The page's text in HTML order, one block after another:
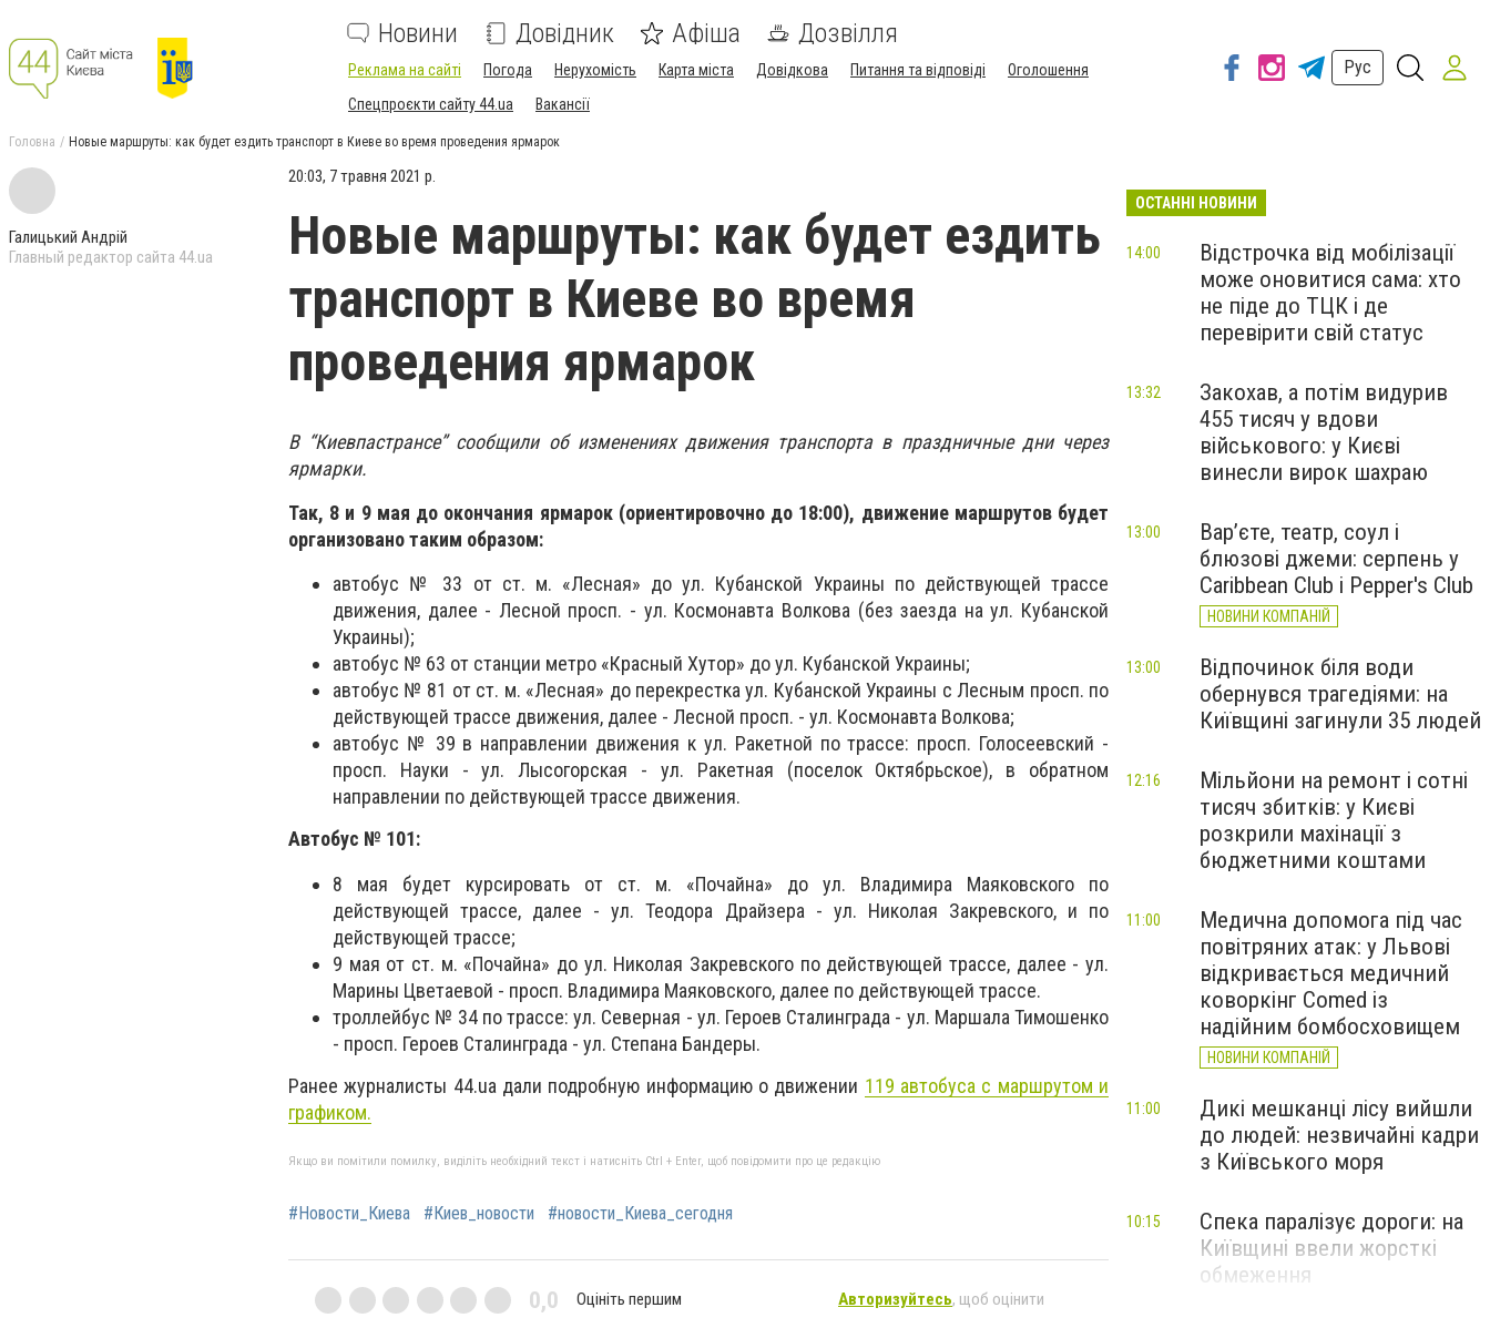
Новини Довідник Афіша Дозвілля
Реклама на сайті Погода Нерухомість Карта міста Довідкова Питання та відповіді
Оголошення
Спецпроєкти сайту 44.ua
Вакансії
Рус
Головна Новые маршруты: как будет ездить транспорт в Киеве во время проведения ярмарок
Галицький Андрій
Главный редактор сайта 44.ua
20:03, 7 травня 2021 р.
Новые маршруты: как будет ездить
транспорт в Киеве во время
проведения ярмарок
В “Киевпастрансе” сообщили об изменениях движения транспорта в праздничные дни через
ярмарки.
Так, 8 и 9 мая до окончания ярмарок (ориентировочно до 18:00), движение маршрутов будет
организовано таким образом:
автобус № 33 от ст. м. «Лесная» до ул. Кубанской Украины по действующей трассе
движения, далее - Лесной просп. - ул. Космонавта Волкова (без заезда на ул. Кубанской
Украины);
автобус № 63 от станции метро «Красный Хутор» до ул. Кубанской Украины;
автобус № 81 от ст. м. «Лесная» до перекрестка ул. Кубанской Украины с Лесным просп. по
действующей трассе движения, далее - Лесной просп. - ул. Космонавта Волкова;
автобус № 39 в направлении движения к ул. Ракетной по трассе: просп. Голосеевский -
просп. Науки - ул. Лысогорская - ул. Ракетная (поселок Октябрьское), в обратном
направлении по действующей трассе движения.
Автобус № 101:
8 мая будет курсировать от ст. м. «Почайна» до ул. Владимира Маяковского по
действующей трассе, далее - ул. Теодора Драйзера - ул. Николая Закревского, и по
действующей трассе;
9 мая от ст. м. «Почайна» до ул. Николая Закревского по действующей трассе, далее - ул.
Марины Цветаевой - просп. Владимира Маяковского, далее по действующей трассе.
троллейбус № 34 по трассе: ул. Северная - ул. Героев Сталинграда - ул. Маршала Тимошенко
- просп. Героев Сталинграда - ул. Степана Бандеры.
Ранее журналисты 44.ua дали подробную информацию о движении 119 автобуса с маршрутом и
графиком.
Якщо ви помітили помилку, виділіть необхідний текст і натисніть Ctrl + Enter, щоб повідомити про це редакцію
#Новости_Киева #Киев_новости #новости_Киева_сегодня
0,0 Оцініть першим Авторизуйтесь, щоб оцінити
ОСТАННІ НОВИНИ
Відстрочка від мобілізації
може оновитися сама: хто
не піде до ТЦК і де
перевірити свій статус
14:00
Закохав, а потім видурив
455 тисяч у вдови
військового: у Києві
винесли вирок шахраю
13:32
Вар’єте, театр, соул і
блюзові джеми: серпень у
Caribbean Club і Pepper's Club
НОВИНИ КОМПАНІЙ
13:00
Відпочинок біля води
обернувся трагедіями: на
Київщині загинули 35 людей
13:00
Мільйони на ремонт і сотні
тисяч збитків: у Києві
розкрили махінації з
бюджетними коштами
12:16
Медична допомога під час
повітряних атак: у Львові
відкривається медичний
коворкінг Comed із
надійним бомбосховищем
НОВИНИ КОМПАНІЙ
11:00
Дикі мешканці лісу вийшли
до людей: незвичайні кадри
з Київського моря
11:00
Спека паралізує дороги: на
Київщині ввели жорсткі
обмеження
10:15